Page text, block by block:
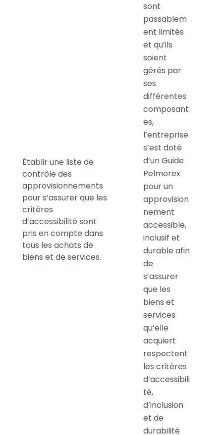
Établir une liste de
contrôle des
approvisionnements
pour s’assurer que les
critères
d’accessibilité sont
pris en compte dans
tous les achats de
biens et de services.
sont
passablem
ent limités
et qu’ils
soient
gérés par
ses
différentes
composant
es,
l’entreprise
s’est doté
d’un Guide
Pelmorex
pour un
approvision
nement
accessible,
inclusif et
durable afin
de
s’assurer
que les
biens et
services
qu’elle
acquiert
respectent
les critères
d’accessibili
té,
d’inclusion
et de
durabilité